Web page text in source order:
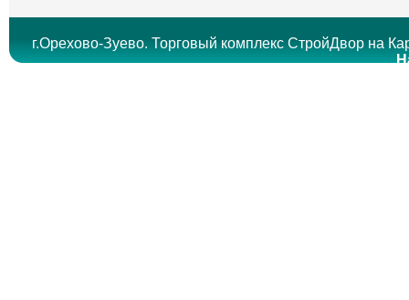
г.Орехово-Зуево. Торговый комплекс СтройДвор на